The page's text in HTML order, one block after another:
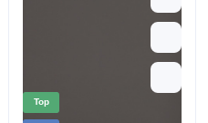
Top